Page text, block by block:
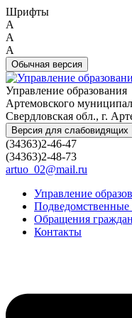
Шрифты
A
A
A
Обычная версия
Управление образования
Артемовского
Свердловская обл., г.
Версия для слабовидящих
(34363)2-46-47
(34363)2-48-73
artuo_02@mail.ru
Управление
Подведомственные
Обращения граждан
Контакты